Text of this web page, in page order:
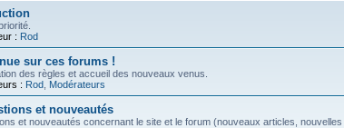
: Rod
sur ces forums !
des règles et accueil des nouveaux venus.
: Rod Modérateurs
et nouveautés
et nouveautés concernant le site et le forum (nouveaux articles, nouvelles